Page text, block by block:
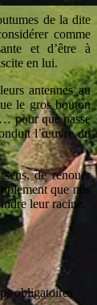
de la dite
comme
et d’être à
en lui.
antennes au
le gros bouton
pour que passe
l’œuvre du
de renouer
que nos
leur racine.
obligatoires